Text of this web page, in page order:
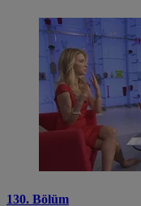
130. Bölüm